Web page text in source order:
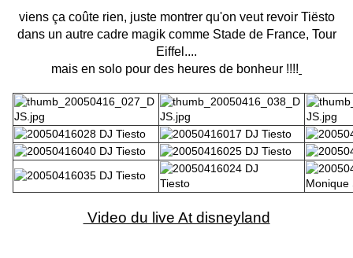
viens ça coûte rien, juste montrer qu'on veut revoir Tiësto
dans un autre cadre magik comme Stade de France, Tour
Eiffel....
mais en solo pour des heures de bonheur !!!!
Video du live At disneyland